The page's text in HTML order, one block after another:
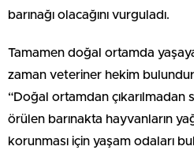
barınağı olacağını vurguladı.
Tamamen doğal ortamda
zaman veteriner hekim
“Doğal ortamdan çıkarılmadan
örülen barınakta hayvanların
korunması için yaşam odaları